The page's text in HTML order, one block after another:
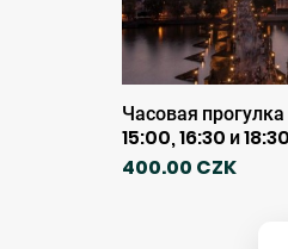
Часовая
15:00, 16:30 и 18:30
400.00 CZK